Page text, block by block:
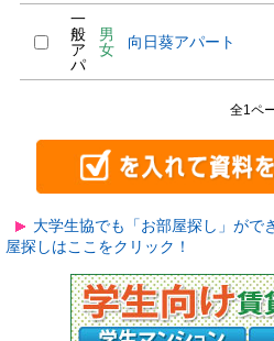
一
般
ア
パ
男
女
向日葵アパート
全1ペ
大学生協でも「お部屋探し」がで
屋探しはここをクリック！